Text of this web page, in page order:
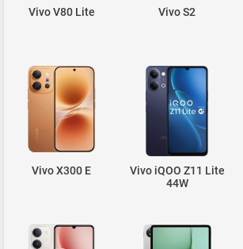
Vivo V80 Lite Vivo S2
Vivo X300 E
Vivo iQOO Z11 Lite
44W